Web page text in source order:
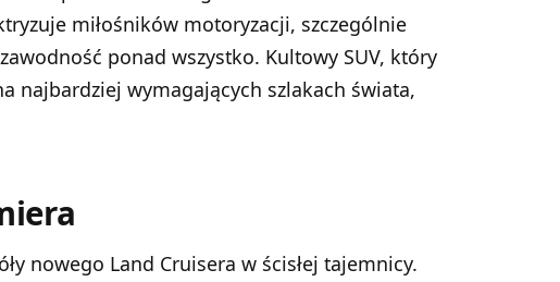
miłośników motoryzacji, szczególnie
ponad wszystko. Kultowy SUV, który
najbardziej wymagających szlakach świata,
nowego Land Cruisera w ścisłej tajemnicy.